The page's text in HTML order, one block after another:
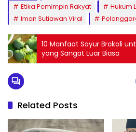
Etika Pemimpin Rakyat
Hukum
Iman Sutiawan Viral
10 Manfaat Sayur Brokoli
yang Sangat Luar Biasa
Related Posts